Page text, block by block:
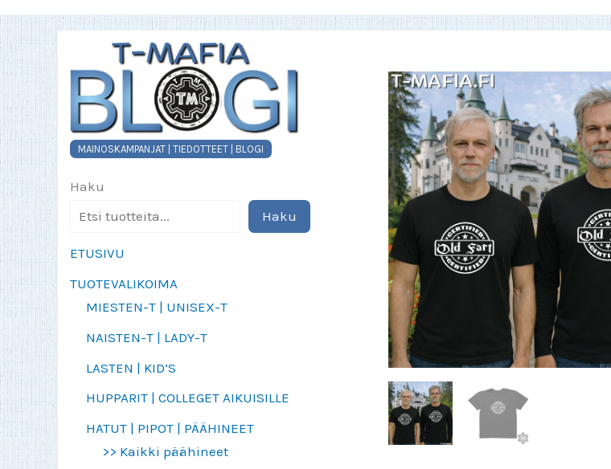
MAINOSKAMPANJAT | TIEDOTTEET | BLOGI
Haku
Haku
ETUSIVU
TUOTEVALIKOIMA
MIESTEN-T | UNISEX-T
NAISTEN-T | LADY-T
LASTEN | KID’S
HUPPARIT | COLLEGET AIKUISILLE
HATUT | PIPOT | PÄÄHINEET
>> Kaikki päähineet